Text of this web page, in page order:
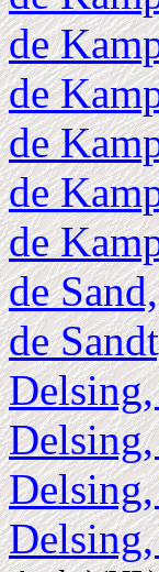
de
de
de
de
de
de
de